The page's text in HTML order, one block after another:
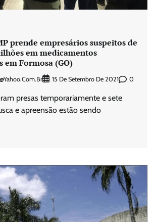
prende empresários suspeitos de
em medicamentos
em Formosa (GO)
15 De Setembro De 2021 0
presas temporariamente e sete
e apreensão estão sendo